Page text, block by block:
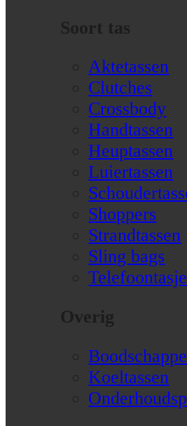
Soort tas
Aktetassen
Clutches
Crossbody
Handtassen
Heuptassen
Luiertassen
Shoppers
Strandtassen
Sling bags
Overig
Koeltassen